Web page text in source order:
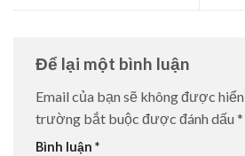
Để lại một bình luận
Email của bạn sẽ không được
trường bắt buộc được đánh dấu *
Bình luận *